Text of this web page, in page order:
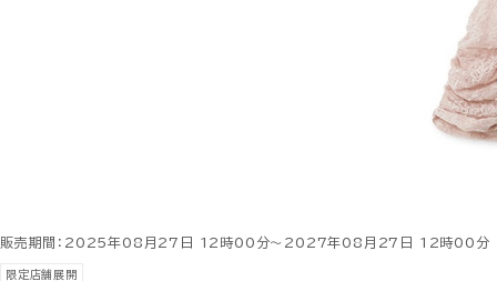
販売期間：2025年08月27日 12時00分～2027年08月27日 12時00分
限定店舗展開